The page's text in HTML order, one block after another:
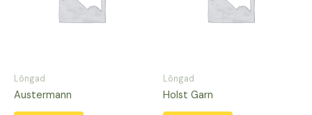
Lõngad
Austermann
Lõngad
Holst Garn